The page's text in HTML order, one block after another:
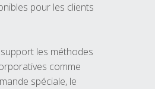
pour les clients
support les méthodes
comme
spéciale, le